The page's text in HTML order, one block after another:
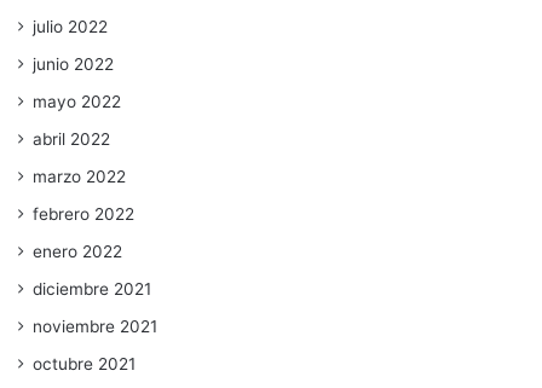
julio 2022
junio 2022
mayo 2022
abril 2022
marzo 2022
febrero 2022
enero 2022
diciembre 2021
noviembre 2021
octubre 2021